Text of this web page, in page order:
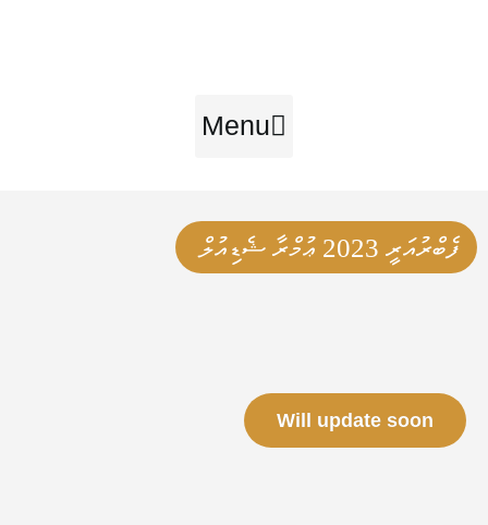
Menu
ފެބްރުއަރީ 2023 ޢުމްރާ ޝެޑިއުލް
Will update soon